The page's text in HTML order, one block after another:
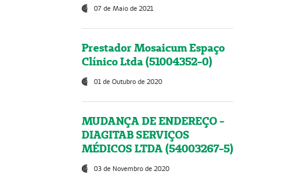
07 de Maio de 2021
Prestador Mosaicum Espaço
Clínico Ltda (51004352-0)
01 de Outubro de 2020
MUDANÇA DE ENDEREÇO -
DIAGITAB SERVIÇOS
MÉDICOS LTDA (54003267-5)
03 de Novembro de 2020